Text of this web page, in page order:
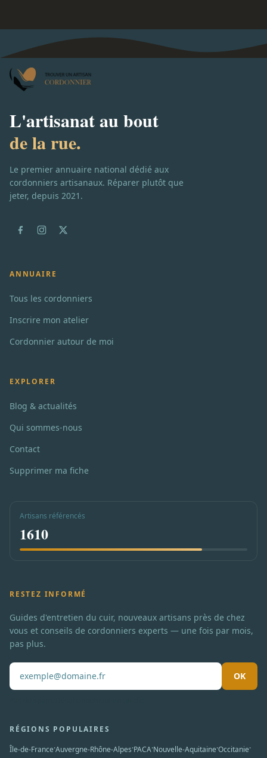
L'artisanat au bout
de la rue.
Le premier annuaire national dédié aux
cordonniers artisanaux. Réparer plutôt que
jeter, depuis 2021.
ANNUAIRE
Tous les cordonniers
Inscrire mon atelier
Cordonnier autour de moi
EXPLORER
Blog & actualités
Qui sommes-nous
Contact
Supprimer ma fiche
Artisans référencés
1610
RESTEZ INFORMÉ
Guides d'entretien du cuir, nouveaux artisans près de chez
vous et conseils de cordonniers experts — une fois par mois,
pas plus.
OK
RÉGIONS POPULAIRES
Île-de-France·Auvergne-Rhône-Alpes·PACA·Nouvelle-Aquitaine·Occitanie·